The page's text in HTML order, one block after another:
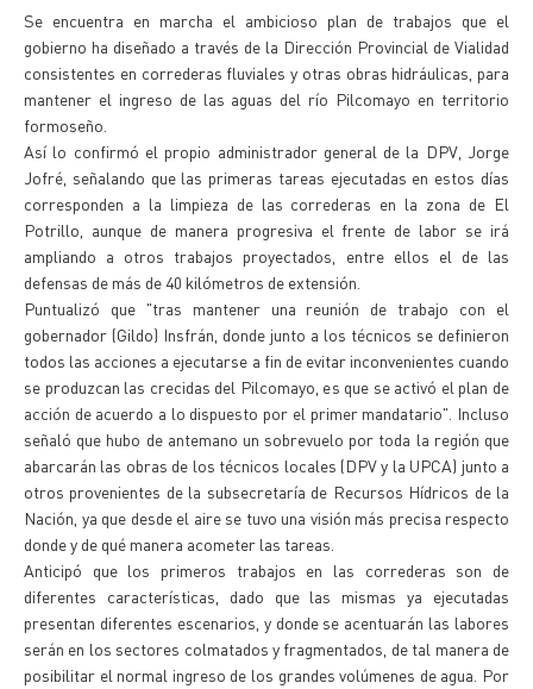
Se encuentra en marcha el ambicioso plan de trabajos que el
gobierno ha diseñado a través de la Dirección Provincial de Vialidad
consistentes en correderas fluviales y otras obras hidráulicas, para
mantener el ingreso de las aguas del río Pilcomayo en territorio
formoseño.
Así lo confirmó el propio administrador general de la DPV, Jorge
Jofré, señalando que las primeras tareas ejecutadas en estos días
corresponden a la limpieza de las correderas en la zona de El
Potrillo, aunque de manera progresiva el frente de labor se irá
ampliando a otros trabajos proyectados, entre ellos el de las
defensas de más de 40 kilómetros de extensión.
Puntualizó que "tras mantener una reunión de trabajo con el
gobernador (Gildo) Insfrán, donde junto a los técnicos se definieron
todos las acciones a ejecutarse a fin de evitar inconvenientes cuando
se produzcan las crecidas del Pilcomayo, es que se activó el plan de
acción de acuerdo a lo dispuesto por el primer mandatario". Incluso
señaló que hubo de antemano un sobrevuelo por toda la región que
abarcarán las obras de los técnicos locales (DPV y la UPCA) junto a
otros provenientes de la subsecretaría de Recursos Hídricos de la
Nación, ya que desde el aire se tuvo una visión más precisa respecto
donde y de qué manera acometer las tareas.
Anticipó que los primeros trabajos en las correderas son de
diferentes características, dado que las mismas ya ejecutadas
presentan diferentes escenarios, y donde se acentuarán las labores
serán en los sectores colmatados y fragmentados, de tal manera de
posibilitar el normal ingreso de los grandes volúmenes de agua. Por